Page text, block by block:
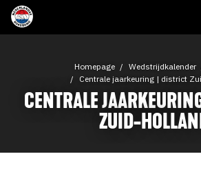
Homepage Wedstrijdkalender
Centrale jaarkeuring | district
CENTRALE
ZUID-